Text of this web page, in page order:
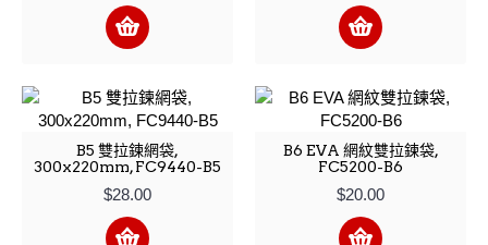
B5 雙拉鍊網袋,
300x220mm, FC9440-B5
$28.00
B6 EVA 網紋雙拉鍊袋,
FC5200-B6
$20.00